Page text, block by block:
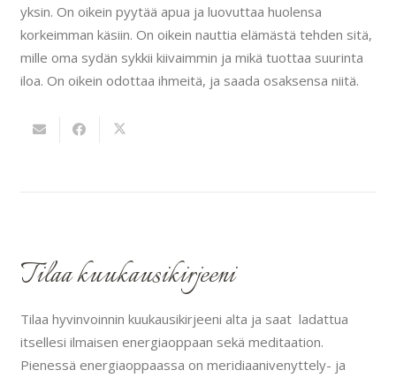
yksin. On oikein pyytää apua ja luovuttaa huolensa
korkeimman käsiin. On oikein nauttia elämästä tehden sitä,
mille oma sydän sykkii kiivaimmin ja mikä tuottaa suurinta
iloa. On oikein odottaa ihmeitä, ja saada osaksensa niitä.
Tilaa kuukausikirjeeni
Tilaa hyvinvoinnin kuukausikirjeeni alta ja saat ladattua
itsellesi ilmaisen energiaoppaan sekä meditaation.
Pienessä energiaoppaassa on meridiaanivenyttely- ja